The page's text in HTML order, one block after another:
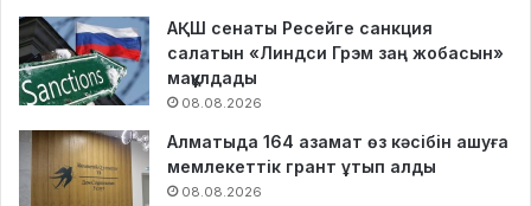
АҚШ сенаты Ресейге санкция
салатын «Линдси Грэм заң жобасын»
мақұлдады
08.08.2026
Алматыда 164 азамат өз кәсібін ашуға
мемлекеттік грант ұтып алды
08.08.2026